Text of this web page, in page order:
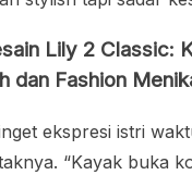
Lily 2 Classic:
dan Fashion
ekspresi istri
“Kayak buka